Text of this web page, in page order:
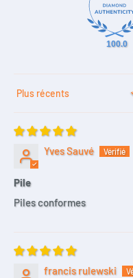
100.0
Sort by
Yves Sauvé
Pile
Piles conformes
francis rulewski